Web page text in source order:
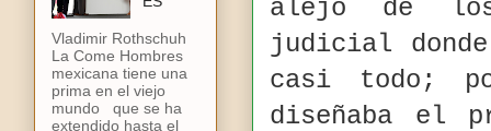
alejó de
judicial
casi todo;
diseñaba el
Vladimir Rothschuh
La Come Hombres
mexicana tiene una
prima en el viejo
mundo que se ha
extendido hasta el